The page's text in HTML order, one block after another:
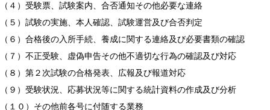
（４）受験票、試験案内、合否通知その他必要な連絡
（５）試験の実施、本人確認、試験運営及び合否判定
（６）合格後の入所手続、養成に関する連絡及び必要書類の確認
（７）不正受験、虚偽申告その他不適切な行為の確認及び対応
（８）第２次試験の合格発表、広報及び報道対応
（９）受験状況、応募状況等に関する統計資料の作成及び分析
（１０）その他前各号に付随する業務